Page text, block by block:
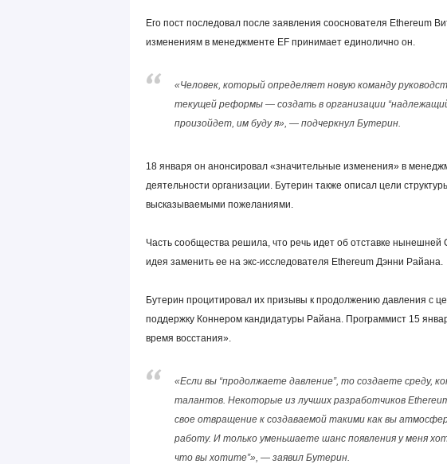
Его пост последовал после заявления сооснователя Ethereum
изменениям в менеджменте EF принимает единолично он.
«Человек, который определяет новую команду
текущей реформы — создать в организации
произойдет, им буду я», — подчеркнул Бутерин.
18 января он анонсировал «значительные изменения» в
деятельности организации. Бутерин также описал цели
высказываемыми пожеланиями.
Часть сообщества решила, что речь идет об отставке
идея заменить ее на экс-исследователя Ethereum Дэнни Райана.
Бутерин процитировал их призывы к продолжению давления с
поддержку Коннером кандидатуры Райана. Программист 15
время восстания».
«Если вы “продолжаете давление”, то создаете среду,
талантов. Некоторые из лучших разработчиков
свое отвращение к создаваемой такими как вы
работу. И только уменьшаете шанс появления у меня
что вы хотите”», — заявил Бутерин.